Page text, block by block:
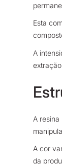
Esta
A
A resina
A cor
da